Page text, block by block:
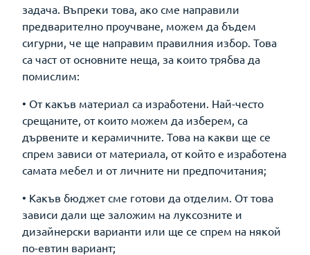
задача. Въпреки това, ако сме направили
предварително проучване, можем да бъдем
сигурни, че ще направим правилния избор. Това
са част от основните неща, за които трябва да
помислим:
• От какъв материал са изработени. Най-често
срещаните, от които можем да изберем, са
дървените и керамичните. Това на какви ще се
спрем зависи от материала, от който е изработена
самата мебел и от личните ни предпочитания;
• Какъв бюджет сме готови да отделим. От това
зависи дали ще заложим на луксозните и
дизайнерски варианти или ще се спрем на някой
по-евтин вариант;